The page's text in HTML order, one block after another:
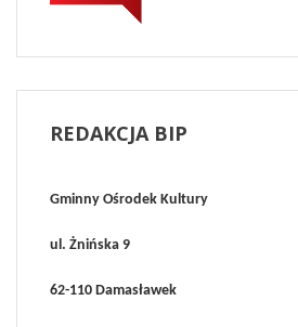
REDAKCJABIP
Gminny Ośrodek Kultury
ul. Żnińska 9
62-110 Damasławek